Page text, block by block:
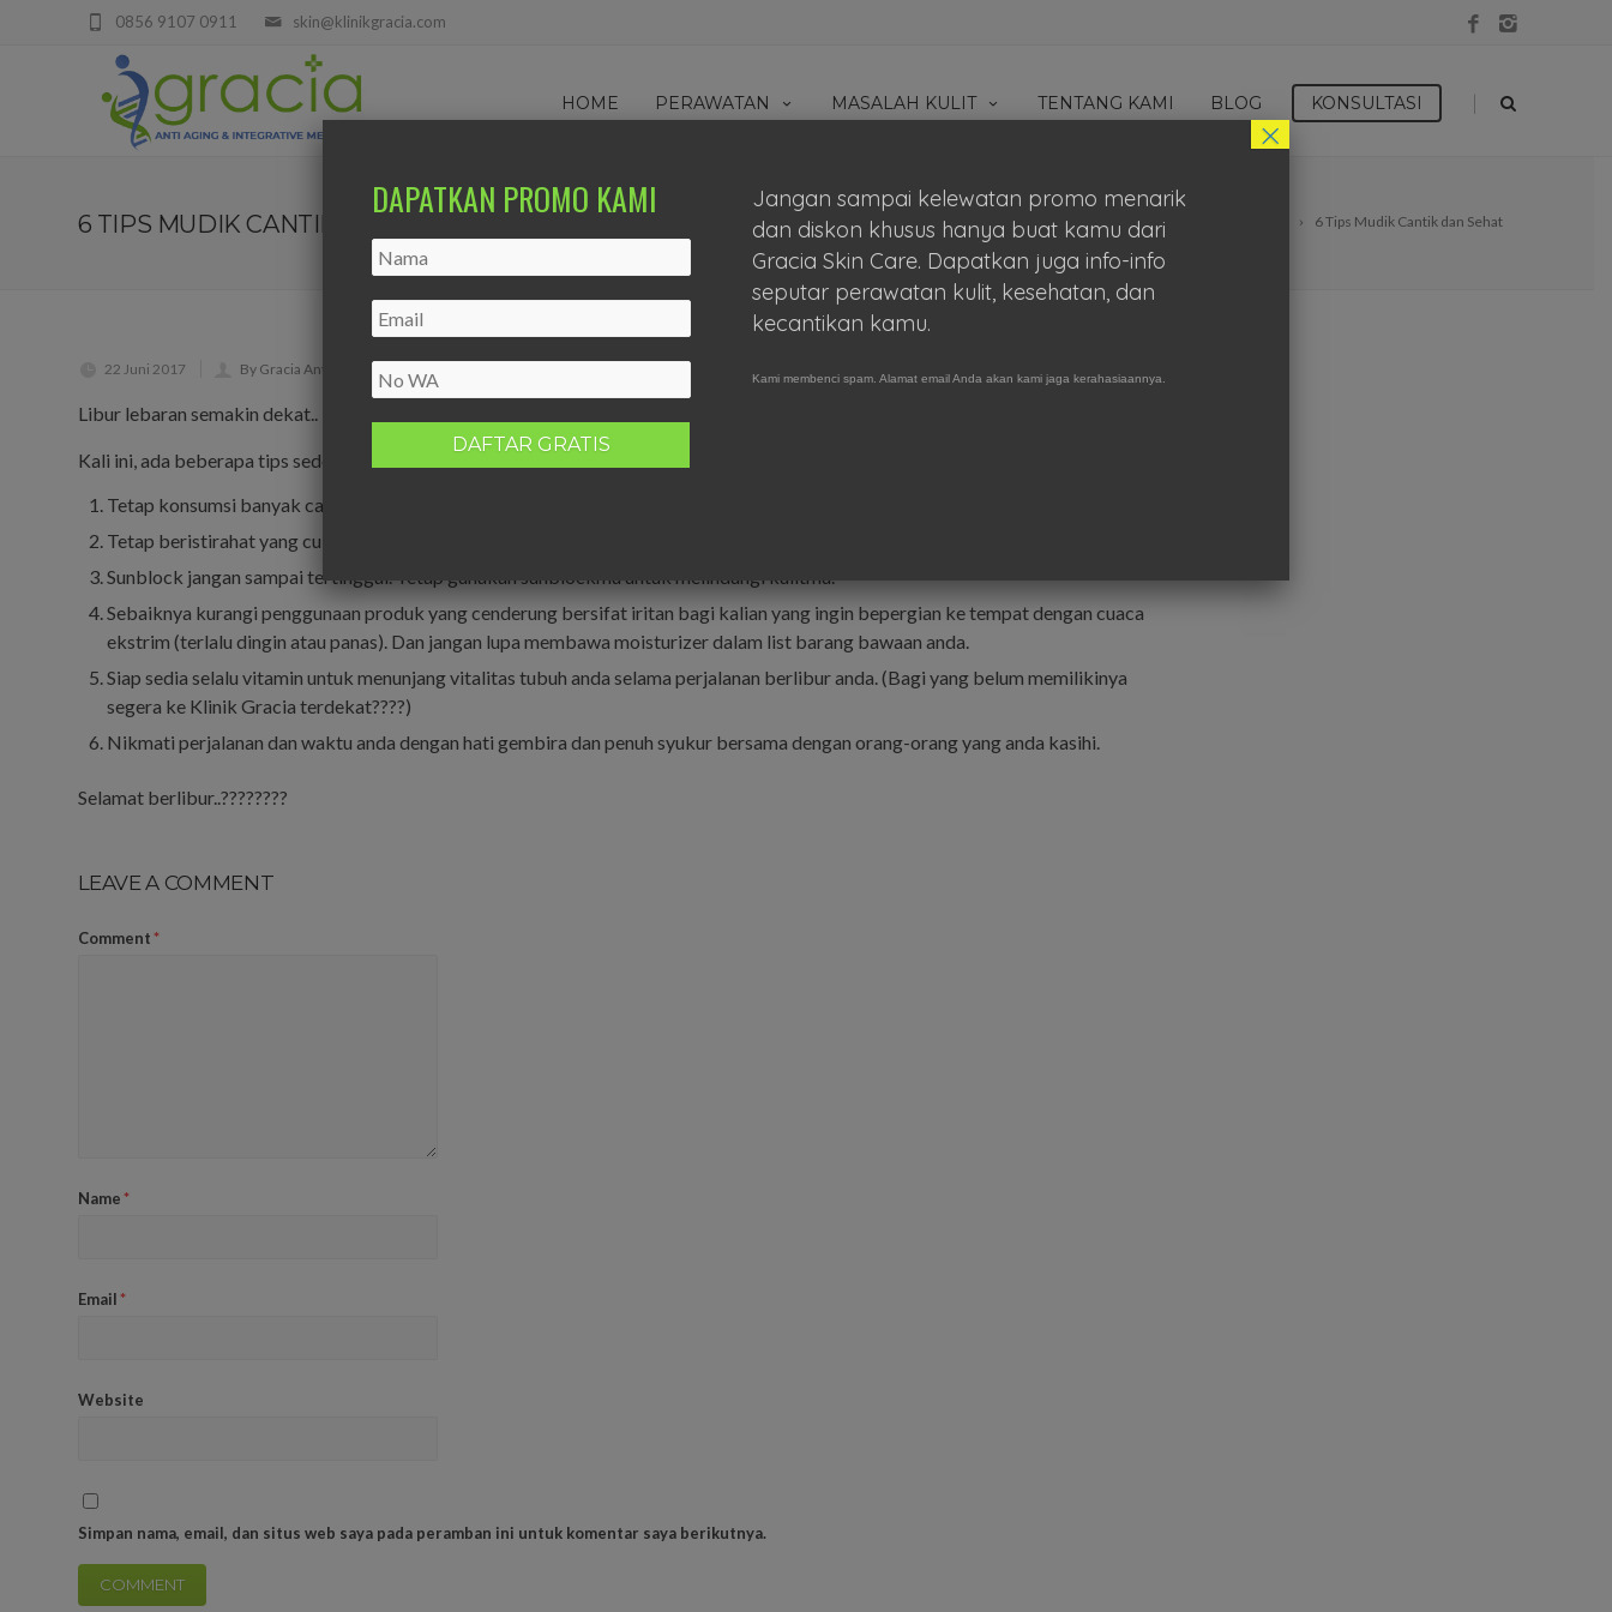
skin@klinikgracia.com
0856 9107 0911
HOME PERAWATAN MASALAH KULIT TENTANG KAMI BLOG KONSULTASI
Home 6 Tips Mudik Cantik dan Sehat
6 TIPS MUDIK CANTIK DAN SEHAT
22 Juni 2017 By Gracia Anti Aging & Integrative Medicine
Libur lebaran semakin dekat.. Beberapa dari Gracia lovers sudah mulai bersiap-siap untuk mudik kembali ke kota asal?
Kali ini, ada beberapa tips sederhana agar Gracia lovers bisa tetap mudik cantik dan sehat????
Tetap konsumsi banyak cairan terutama air putih setiap hari kurang lebih sekitar 2 liter ya per harinya.
Tetap beristirahat yang cukup terutama saat istirahat malam.
Sunblock jangan sampai tertinggal. Tetap gunakan sunblockmu untuk melindungi kulitmu.
Sebaiknya kurangi penggunaan produk yang cenderung bersifat iritan bagi kalian yang ingin bepergian ke tempat dengan cuaca
ekstrim (terlalu dingin atau panas). Dan jangan lupa membawa moisturizer dalam list barang bawaan anda.
Siap sedia selalu vitamin untuk menunjang vitalitas tubuh anda selama perjalanan berlibur anda. (Bagi yang belum memilikinya
segera ke Klinik Gracia terdekat????)
Nikmati perjalanan dan waktu anda dengan hati gembira dan penuh syukur bersama dengan orang-orang yang anda kasihi.
Selamat berlibur..????????
LEAVE A COMMENT
Comment*
Name*
Email*
Website
Simpan nama, email, dan situs web saya pada peramban ini untuk komentar saya berikutnya.
DAPATKAN PROMO KAMI
Jangan sampai kelewatan promo menarik
dan diskon khusus hanya buat kamu dari
Gracia Skin Care. Dapatkan juga info-info
seputar perawatan kulit, kesehatan, dan
kecantikan kamu.
Kami membenci spam. Alamat email Anda akan kami jaga kerahasiaannya.
×